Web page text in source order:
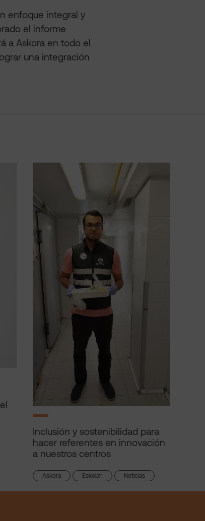
enfoque integral y
el informe
a Askora en todo el
una integración
Inclusión y sostenibilidad para
hacer referentes en innovación
a nuestros centros
Askora Eskolan Noticias